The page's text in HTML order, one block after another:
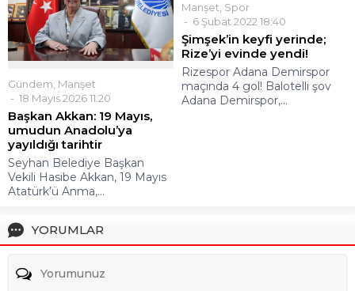
Gündem, Manşet
18 Mayıs 2026 11:20
Başkan Akkan: 19 Mayıs,
umudun Anadolu’ya
yayıldığı tarihtir
Seyhan Belediye Başkan
Vekili Hasibe Akkan, 19 Mayıs
Atatürk’ü Anma,...
Manşet Spor
6 Şubat 2022 18:40
Şimşek’in keyfi yerinde;
Rize’yi evinde yendi!
Rizespor Adana Demirspor
maçında 4 gol! Balotelli şov
Adana Demirspor,...
YORUMLAR